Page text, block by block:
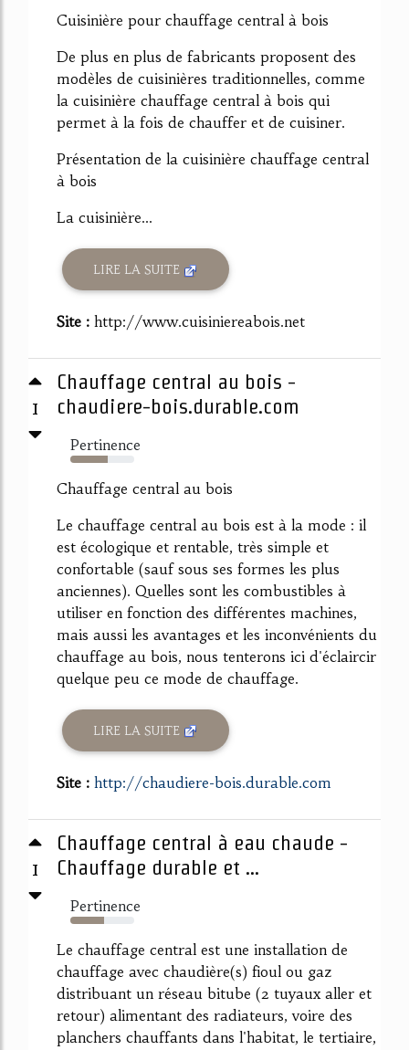
Cuisinière pour chauffage central à bois
De plus en plus de fabricants proposent des
modèles de cuisinières traditionnelles, comme
la cuisinière chauffage central à bois qui
permet à la fois de chauffer et de cuisiner.
Présentation de la cuisinière chauffage central
à bois
La cuisinière...
LIRE LA SUITE
Site : http://www.cuisiniereabois.net
1
Chauffage central au bois -
chaudiere-bois.durable.com
Pertinence
58%
Chauffage central au bois
Le chauffage central au bois est à la mode : il
est écologique et rentable, très simple et
confortable (sauf sous ses formes les plus
anciennes). Quelles sont les combustibles à
utiliser en fonction des différentes machines,
mais aussi les avantages et les inconvénients du
chauffage au bois, nous tenterons ici d'éclaircir
quelque peu ce mode de chauffage.
LIRE LA SUITE
Site : http://chaudiere-bois.durable.com
1
Chauffage central à eau chaude -
Chauffage durable et ...
Pertinence
53%
Le chauffage central est une installation de
chauffage avec chaudière(s) fioul ou gaz
distribuant un réseau bitube (2 tuyaux aller et
retour) alimentant des radiateurs, voire des
planchers chauffants dans l'habitat, le tertiaire,